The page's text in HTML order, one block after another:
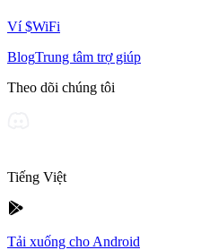
Ví $WiFi
BlogTrung tâm trợ giúp
Theo dõi chúng tôi
Tiếng Việt
Tải xuống cho Android